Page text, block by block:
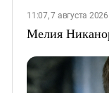
11:07, 7 августа 2026
Мелия